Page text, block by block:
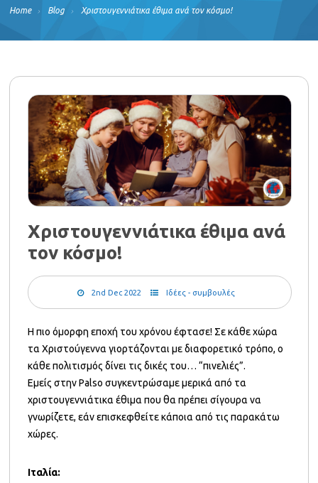
Home Blog Χριστουγεννιάτικα έθιμα ανά τον κόσμο!
Χριστουγεννιάτικα έθιμα ανά
τον κόσμο!
2nd Dec 2022 Ιδέες - συμβουλές
Η πιο όμορφη εποχή του χρόνου έφτασε! Σε κάθε χώρα
τα Χριστούγεννα γιορτάζονται με διαφορετικό τρόπο, ο
κάθε πολιτισμός δίνει τις δικές του… “πινελιές”.
Εμείς στην Palso συγκεντρώσαμε μερικά από τα
χριστουγεννιάτικα έθιμα που θα πρέπει σίγουρα να
γνωρίζετε, εάν επισκεφθείτε κάποια από τις παρακάτω
χώρες.
Ιταλία: